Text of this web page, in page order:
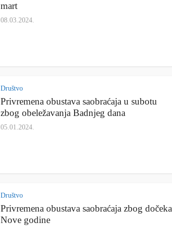
mart
08.03.2024.
Društvo
Privremena obustava saobraćaja u subotu
zbog obeležavanja Badnjeg dana
05.01.2024.
Društvo
Privremena obustava saobraćaja zbog dočeka
Nove godine